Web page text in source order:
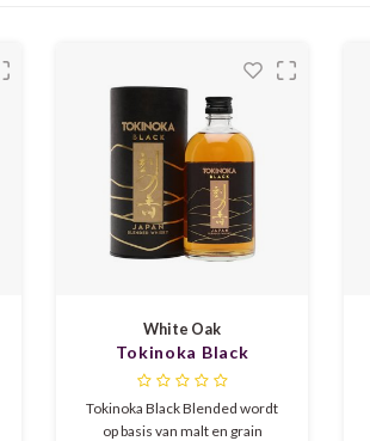
White Oak
Tokinoka Black
Blended Whisky Black
Sake
Tokinoka Black Blended wordt
op basis van malt en grain